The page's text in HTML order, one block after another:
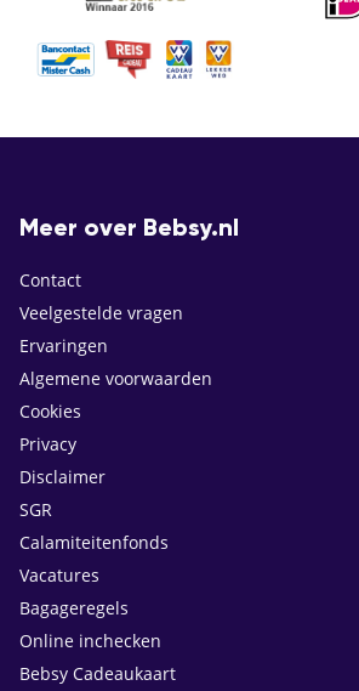
Meer over Bebsy.nl
Contact
Veelgestelde vragen
Ervaringen
Algemene voorwaarden
Cookies
Privacy
Disclaimer
SGR
Calamiteitenfonds
Vacatures
Bagageregels
Online inchecken
Bebsy Cadeaukaart